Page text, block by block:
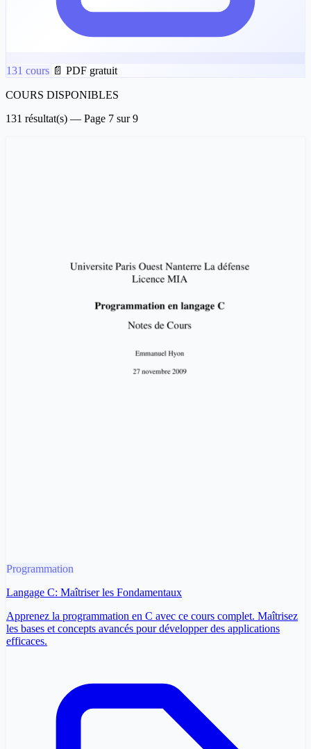
131 cours 📄 PDF gratuit
COURS DISPONIBLES
131 résultat(s) — Page 7 sur 9
Programmation
Langage C: Maîtriser les Fondamentaux
Apprenez la programmation en C avec ce cours complet. Maîtrisez
les bases et concepts avancés pour développer des applications
efficaces.